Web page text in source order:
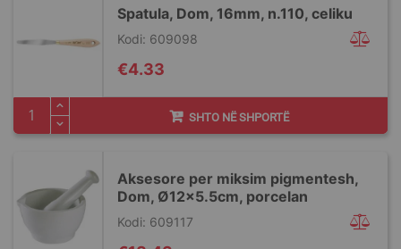
Spatula, Dom, 16mm, n.110, celiku
Kodi: 609098
€4.33
SHTO NË SHPORTË
Aksesore per miksim pigmentesh,
Dom, Ø12x5.5cm, porcelan
Kodi: 609117